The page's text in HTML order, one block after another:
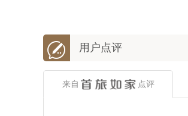
 用户点评
来自 点评